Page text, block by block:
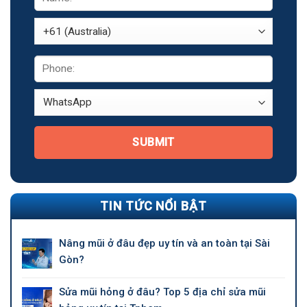
SUBMIT
TIN TỨC NỔI BẬT
Nâng mũi ở đâu đẹp uy tín và an toàn tại Sài
Gòn?
Sửa mũi hỏng ở đâu? Top 5 địa chỉ sửa mũi